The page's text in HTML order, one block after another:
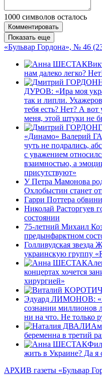
1000 символов осталось
Комментировать
Показать еще
«Бульвар Гордона», № 46
нам далеко легко?
ДУРОВ: «Ира моя
так и липли.
тебя есть? Нет? А
меня, этой штуки не
«Динамо» Валерий
чуть не подрались,
с уважением
взаимностью, а
присутствуют»
У Петра Мамонова
Охлобыстин станет
Гарри Поттера
Николай Расторгуев
состоянии
75-летний Михаил
предынфарктном
Голливудская
украинскую группу
концертах хочется
хирургией»
Эдуард ЛИМОНОВ:
сознании миллионов
ни на что. Не только
беременна в третий
жить в Украине? Да я
АРХИВ газеты «Бульвар